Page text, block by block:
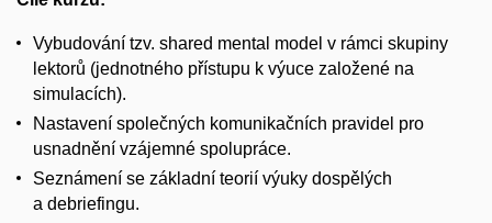
Vybudování tzv. shared mental model v rámci skupiny
lektorů (jednotného přístupu k výuce založené na
simulacích).
Nastavení společných komunikačních pravidel pro
usnadnění vzájemné spolupráce.
Seznámení se základní teorií výuky dospělých
a debriefingu.